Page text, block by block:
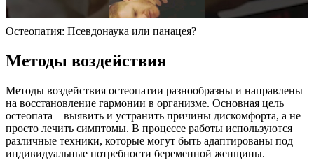
Остеопатия: Псевдонаука или панацея?
Методы воздействия
Методы воздействия остеопатии разнообразны и направлены
на восстановление гармонии в организме. Основная цель
остеопата – выявить и устранить причины дискомфорта, а не
просто лечить симптомы. В процессе работы используются
различные техники, которые могут быть адаптированы под
индивидуальные потребности беременной женщины.